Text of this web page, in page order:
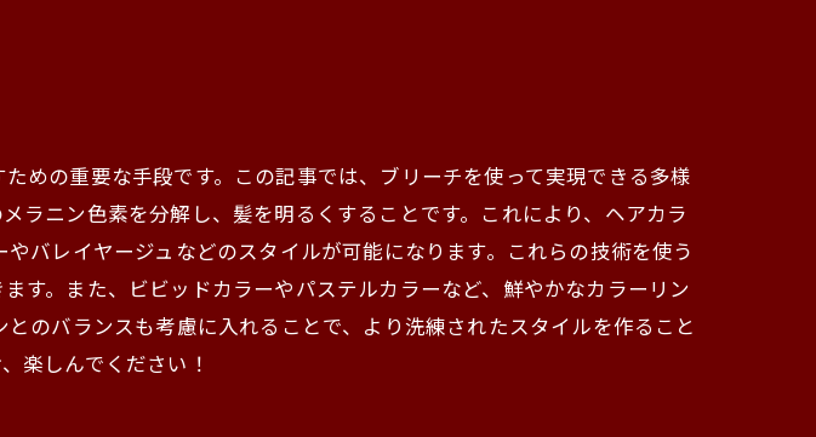
めの重要な手段です。この記事では、ブリーチを使って実現できる多様
ラニン色素を分解し、髪を明るくすることです。これにより、ヘアカラ
バレイヤージュなどのスタイルが可能になります。これらの技術を使う
す。また、ビビッドカラーやパステルカラーなど、鮮やかなカラーリン
のバランスも考慮に入れることで、より洗練されたスタイルを作ること
楽しんでください！